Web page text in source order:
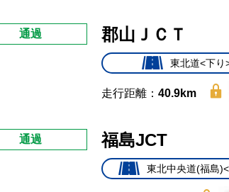
通過 郡山ＪＣＴ
東北道<下り
走行距離： 40.9km
通過 福島JCT
東北中央道(福島